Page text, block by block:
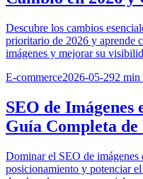
Descubre los cambios
prioritario de 2026 y aprende
imágenes y mejorar su
E-commerce2026-05-292 min
SEO de Imágenes
Guía Completa
Dominar el SEO de imágenes
posicionamiento y potenciar